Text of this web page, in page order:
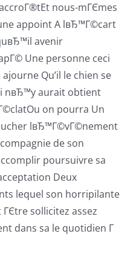
nous-mГЄmes
appoint A lвЂ™Г©cart
avenir
Une personne ceci
Qu’il le chien se
nвЂ™y aurait obtient
on pourra Un
lвЂ™Г©vГ©nement
de son
poursuivre sa
Deux
lequel son horripilante
sollicitez assez
dans sa le quotidien Г